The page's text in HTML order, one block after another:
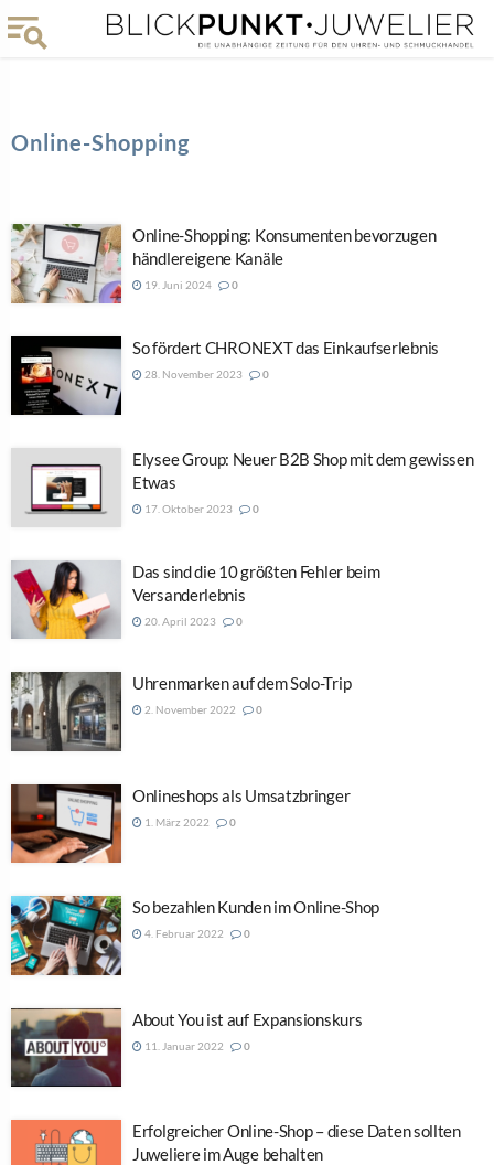
Online-Shopping
Online-Shopping: Konsumenten bevorzugen
händlereigene Kanäle
19. Juni 2024 0
So fördert CHRONEXT das Einkaufserlebnis
28. November 2023 0
Elysee Group: Neuer B2B Shop mit dem gewissen
Etwas
17. Oktober 2023 0
Das sind die 10 größten Fehler beim
Versanderlebnis
20. April 2023 0
Uhrenmarken auf dem Solo-Trip
2. November 2022 0
Onlineshops als Umsatzbringer
1. März 2022 0
So bezahlen Kunden im Online-Shop
4. Februar 2022 0
About You ist auf Expansionskurs
11. Januar 2022 0
Erfolgreicher Online-Shop – diese Daten sollten
Juweliere im Auge behalten